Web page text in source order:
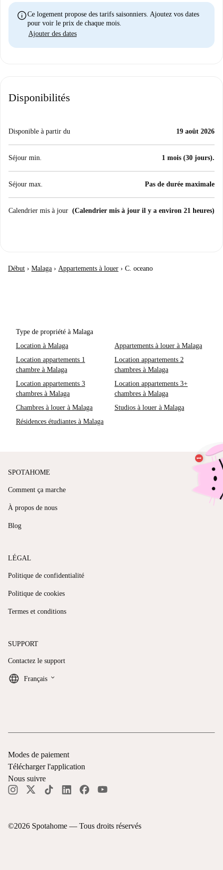
infoCe logement propose des tarifs saisonniers. Ajoutez vos dates
pour voir le prix de chaque mois.
Ajouter des dates
Disponibilités
Disponible à partir du 19 août 2026
Séjour min. 1 mois (30 jours).
Séjour max. Pas de durée maximale
Calendrier mis à jour (Calendrier mis à jour il y a environ 21 heures)
Début › Malaga › Appartements à louer › C. oceano
Type de propriété à Malaga
Location à Malaga
Appartements à louer à Malaga
Location appartements 1
chambre à Malaga
Location appartements 2
chambres à Malaga
Location appartements 3
chambres à Malaga
Location appartements 3+
chambres à Malaga
Chambres à louer à Malaga
Studios à louer à Malaga
Résidences étudiantes à Malaga
SPOTAHOME
Comment ça marche
À propos de nous
Blog
LÉGAL
Politique de confidentialité
Politique de cookies
Termes et conditions
SUPPORT
Contactez le support
Français keyboard_arrow_down
©2026 Spotahome — Tous droits réservés
Modes de paiement
Télécharger l'application
Nous suivre